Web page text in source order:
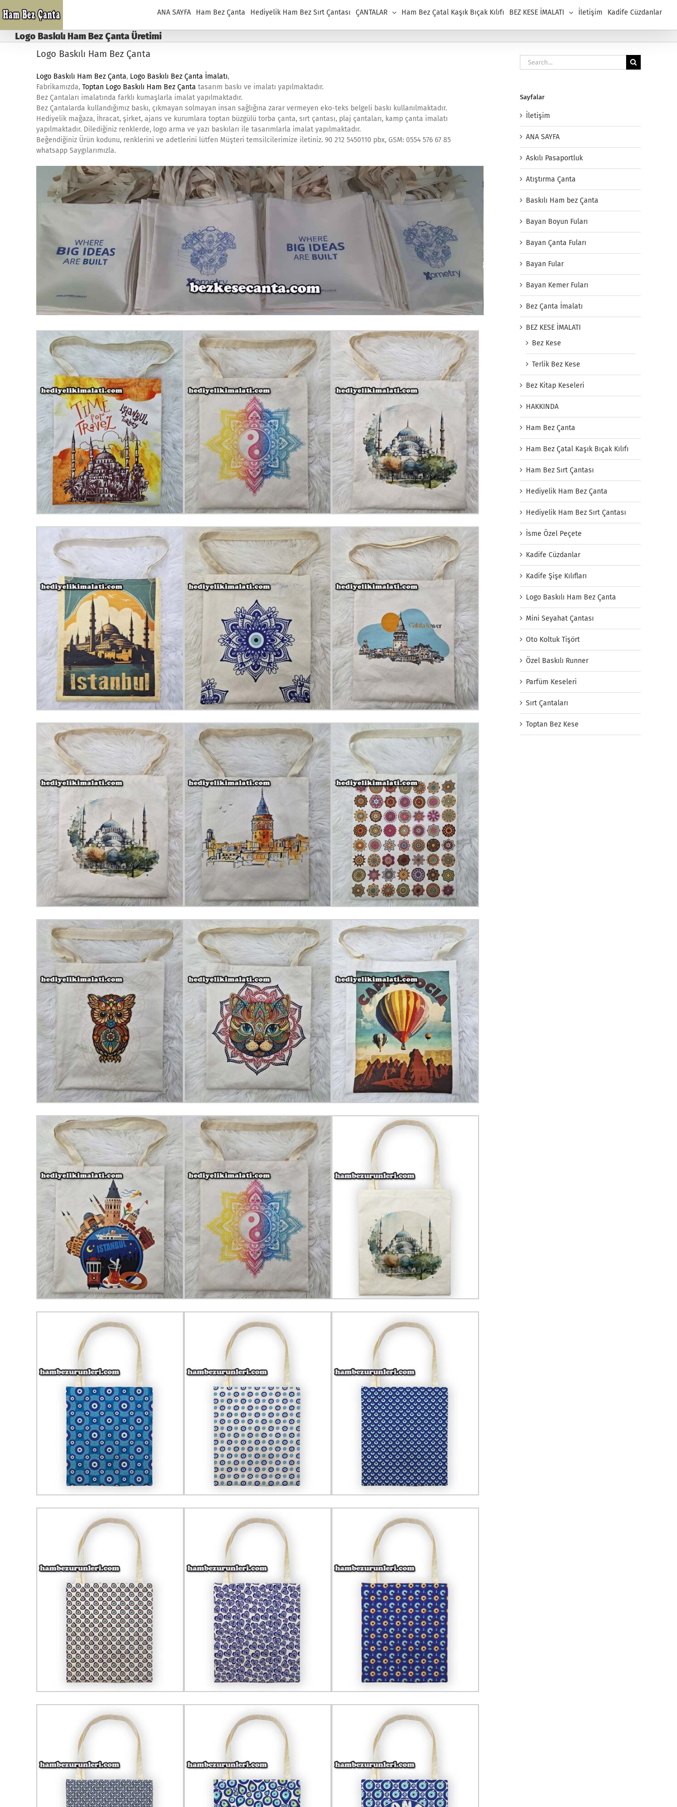
to
ANA SAYFA Ham Bez Çanta Hediyelik Ham Bez Sırt Çantası ÇANTALAR Ham Bez Çatal Kaşık Bıçak Kılıfı BEZ KESE İMALATI İletişim Kadife Cüzdanlar
Logo Baskılı Ham Bez Çanta Üretimi
Logo Baskılı Ham Bez Çanta
Logo Baskılı Ham Bez Çanta, Logo Baskılı Bez Çanta İmalatı,
Fabrikamızda, Toptan Logo Baskılı Ham Bez Çanta tasarım baskı ve imalatı yapılmaktadır.
Bez Çantaları imalatında farklı kumaşlarla imalat yapılmaktadır.
Bez Çantalarda kullandığımız baskı, çıkmayan solmayan insan sağlığına zarar vermeyen eko-teks belgeli baskı kullanılmaktadır.
Hediyelik mağaza, İhracat, şirket, ajans ve kurumlara toptan büzgülü torba çanta, sırt çantası, plaj çantaları, kamp çanta imalatı
yapılmaktadır. Dilediğiniz renklerde, logo arma ve yazı baskıları ile tasarımlarla imalat yapılmaktadır.
Beğendiğiniz Ürün kodunu, renklerini ve adetlerini lütfen Müşteri temsilcilerimize iletiniz. 90 212 5450110 pbx, GSM: 0554 576 67 85
whatsapp Saygılarımızla.
Search
for:
Sayfalar
İletişim
ANA SAYFA
Askılı Pasaportluk
Atıştırma Çanta
Baskılı Ham bez Çanta
Bayan Boyun Fuları
Bayan Çanta Fuları
Bayan Fular
Bayan Kemer Fuları
Bez Çanta İmalatı
BEZ KESE İMALATI
Bez Kese
Terlik Bez Kese
Bez Kitap Keseleri
HAKKINDA
Ham Bez Çanta
Ham Bez Çatal Kaşık Bıçak Kılıfı
Ham Bez Sırt Çantası
Hediyelik Ham Bez Çanta
Hediyelik Ham Bez Sırt Çantası
İsme Özel Peçete
Kadife Cüzdanlar
Kadife Şişe Kılıfları
Logo Baskılı Ham Bez Çanta
Mini Seyahat Çantası
Oto Koltuk Tişört
Özel Baskılı Runner
Parfüm Keseleri
Sırt Çantaları
Toptan Bez Kese